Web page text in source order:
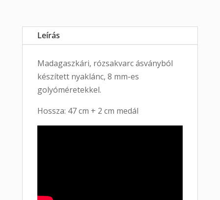
Leírás
Madagaszkári, rózsakvarc ásványból
készített nyaklánc, 8 mm-es
golyóméretekkel.
Hossza: 47 cm + 2 cm medál